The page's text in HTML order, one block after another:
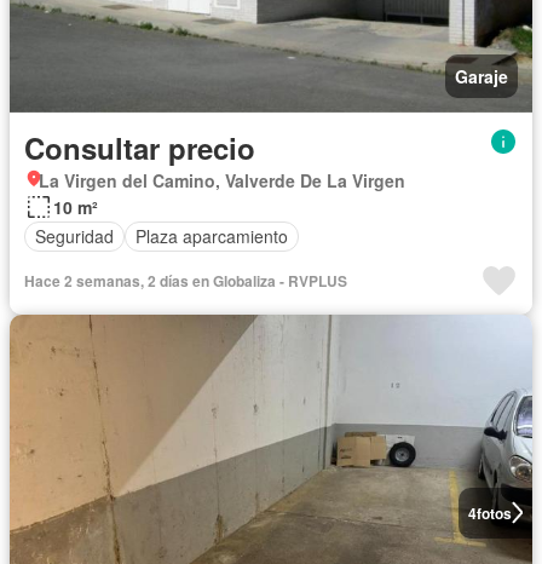
Garaje
Consultar precio
La Virgen del Camino, Valverde De La Virgen
10 m²
Seguridad
Plaza aparcamiento
Hace 2 semanas, 2 días en Globaliza - RVPLUS
4fotos